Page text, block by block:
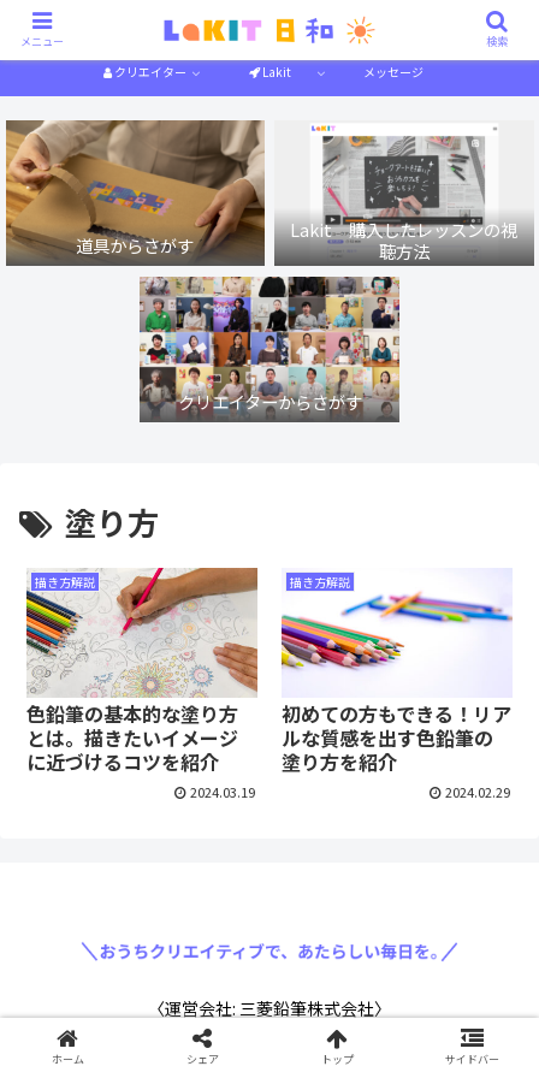
作り方解説 特集一覧
クリエイター Lakit メッセージ
道具からさがす
Lakit 購入したレッスンの視
聴方法
クリエイターからさがす
塗り方
描き方解説
色鉛筆の基本的な塗り方
とは。描きたいイメージ
に近づけるコツを紹介
2024.03.19
描き方解説
初めての方もできる！リア
ルな質感を出す色鉛筆の
塗り方を紹介
2024.02.29
〈運営会社: 三菱鉛筆株式会社〉
メニュー 検索
ホーム シェア トップ サイドバー